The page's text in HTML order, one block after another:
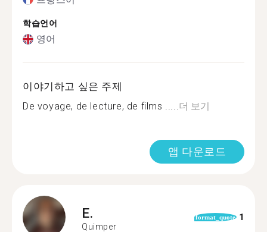
학습언어
영어
이야기하고 싶은 주제
De voyage, de lecture, de films .....더 보기
앱 다운로드
E.
Quimper
format_quote 1